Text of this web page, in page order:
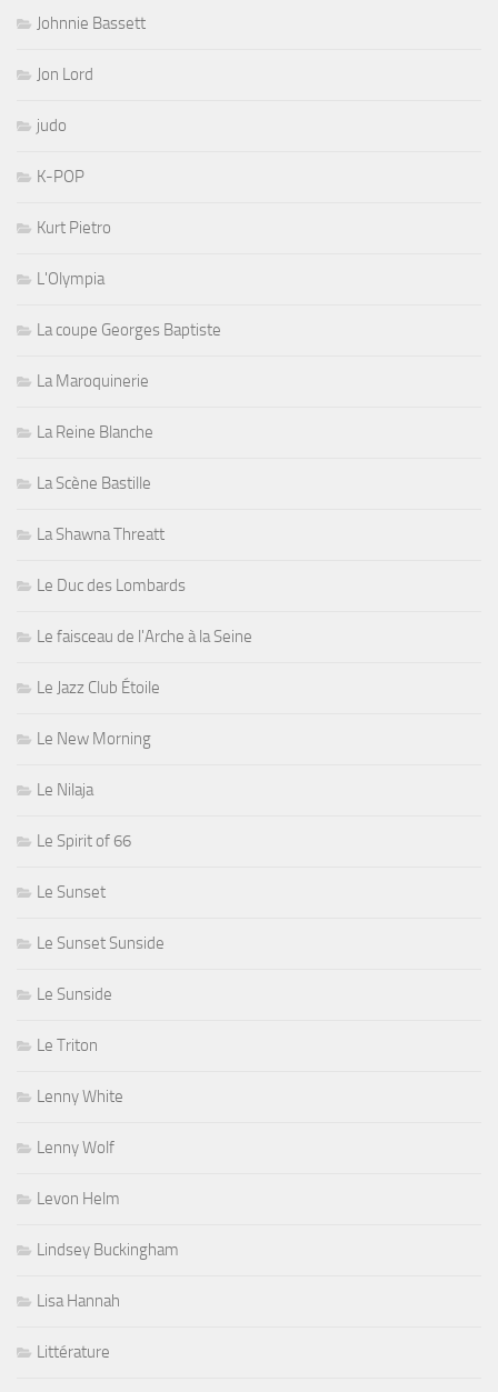
Johnnie Bassett
Jon Lord
judo
K-POP
Kurt Pietro
L'Olympia
La coupe Georges Baptiste
La Maroquinerie
La Reine Blanche
La Scène Bastille
La Shawna Threatt
Le Duc des Lombards
Le faisceau de l'Arche à la Seine
Le Jazz Club Étoile
Le New Morning
Le Nilaja
Le Spirit of 66
Le Sunset
Le Sunset Sunside
Le Sunside
Le Triton
Lenny White
Lenny Wolf
Levon Helm
Lindsey Buckingham
Lisa Hannah
Littérature